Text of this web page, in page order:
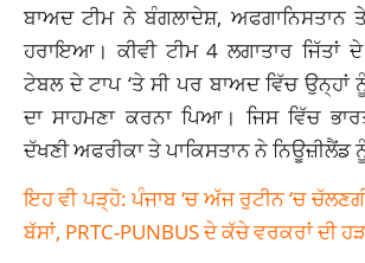
ਬਾਅਦ ਟੀਮ ਨੇ ਬੰਗਲਾਦੇਸ਼, ਅਫਗਾਨਿਸਤਾਨ
ਹਰਾਇਆ। ਕੀਵੀ ਟੀਮ 4 ਲਗਾਤਾਰ
ਟੇਬਲ ਦੇ ਟਾਪ ‘ਤੇ ਸੀ ਪਰ ਬਾਅਦ ਵਿੱਚ ਉਨ੍ਹਾਂ
ਦਾ ਸਾਹਮਣਾ ਕਰਨਾ ਪਿਆ। ਜਿਸ ਵਿੱਚ
ਦੱਖਣੀ ਅਫਰੀਕਾ ਤੇ ਪਾਕਿਸਤਾਨ ਨੇ ਨਿਊਜ਼ੀਲੈਂਡ
ਇਹ ਵੀ ਪੜ੍ਹੋ: ਪੰਜਾਬ ‘ਚ ਅੱਜ ਰੁਟੀਨ ‘ਚ
ਬੱਸਾਂ, PRTC-PUNBUS ਦੇ ਕੱਚੇ ਵਰਕਰਾਂ ਦੀ